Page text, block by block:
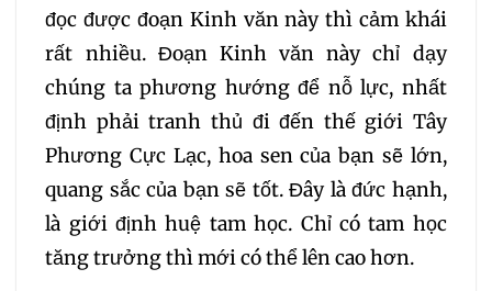
164 166 167
168 169 170 171
173
176 177 178 179
đọc được đoạn Kinh văn này thì cảm khái
rất nhiều. Đoạn Kinh văn này chỉ dạy
chúng ta phương hướng để nỗ lực, nhất
định phải tranh thủ đi đến thế giới Tây
Phương Cực Lạc, hoa sen của bạn sẽ lớn,
quang sắc của bạn sẽ tốt. Đây là đức hạnh,
là giới định huệ tam học. Chỉ có tam học
tăng trưởng thì mới có thể lên cao hơn.